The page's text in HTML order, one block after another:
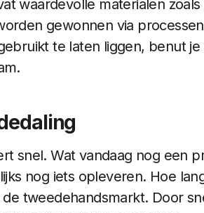
waardevolle materialen
gewonnen via
te laten liggen, benut
snel. Wat vandaag nog een
nog iets opleveren. Hoe
tweedehandsmarkt. Door